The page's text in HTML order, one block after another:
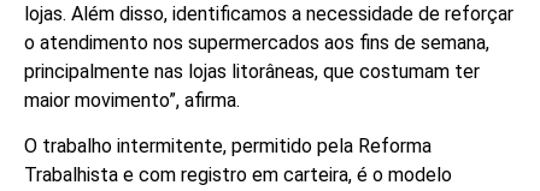
lojas. Além disso, identificamos a necessidade de reforçar
o atendimento nos supermercados aos fins de semana,
principalmente nas lojas litorâneas, que costumam ter
maior movimento”, afirma.
O trabalho intermitente, permitido pela Reforma
Trabalhista e com registro em carteira, é o modelo